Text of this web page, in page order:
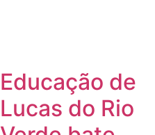
Educação de
Lucas do Rio